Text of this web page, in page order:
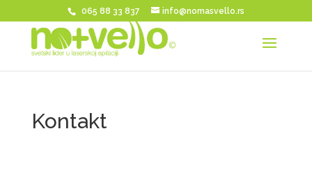
065 88 33 837 info@nomasvello.rs
Kontakt